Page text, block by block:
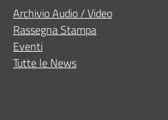
Archivio Audio / Video
Rassegna Stampa
Eventi
Tutte le News